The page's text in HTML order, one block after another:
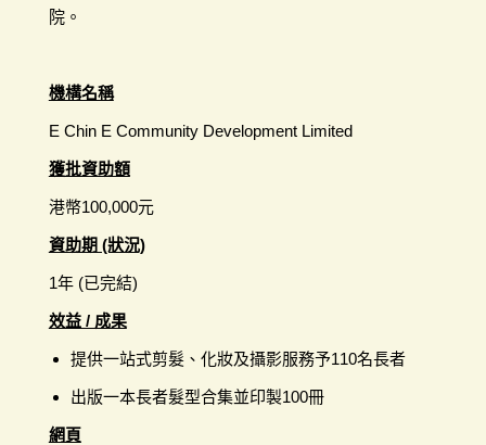
院。
機構名稱
E Chin E Community Development Limited
獲批資助額
港幣100,000元
資助期 (狀況)
1年 (已完結)
效益 / 成果
提供一站式剪髮、化妝及攝影服務予110名長者
出版一本長者髮型合集並印製100冊
網頁